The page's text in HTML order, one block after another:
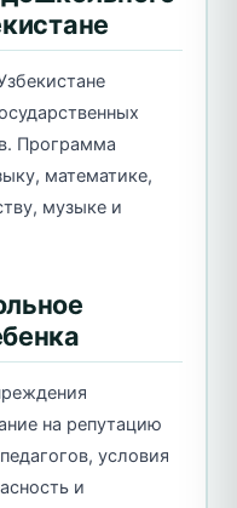
Программа
математике,
музыке и
на репутацию
условия
и